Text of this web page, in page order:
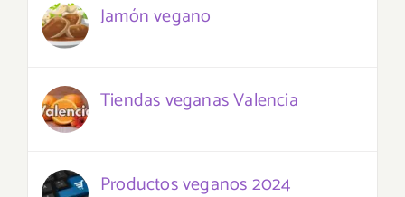
Jamón vegano
Tiendas veganas Valencia
Productos veganos 2024